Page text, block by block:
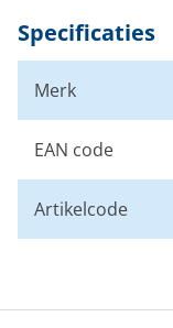
Specificaties
Merk
EAN code
Artikelcode